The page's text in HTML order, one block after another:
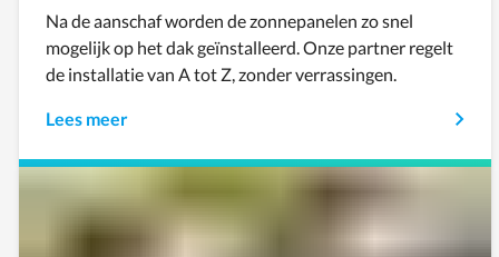
Na de aanschaf worden de zonnepanelen zo snel
mogelijk op het dak geïnstalleerd. Onze partner regelt
de installatie van A tot Z, zonder verrassingen.
Lees meer